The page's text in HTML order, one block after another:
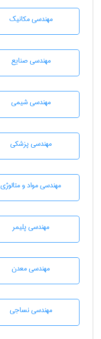
مهندسی مکانیک
مهندسی صنايع
مهندسي شيمی
مهندسی پزشکی
مهندسی مواد و متالوژی
مهندسی پليمر
مهندسی معدن
مهندسي نساجی